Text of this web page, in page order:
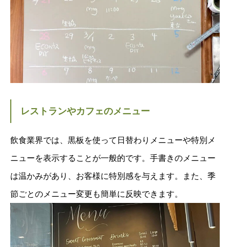
レストランやカフェのメニュー
飲食業界では、黒板を使って日替わりメニューや特別メ
ニューを表示することが一般的です。手書きのメニュー
は温かみがあり、お客様に特別感を与えます。また、季
節ごとのメニュー変更も簡単に反映できます。